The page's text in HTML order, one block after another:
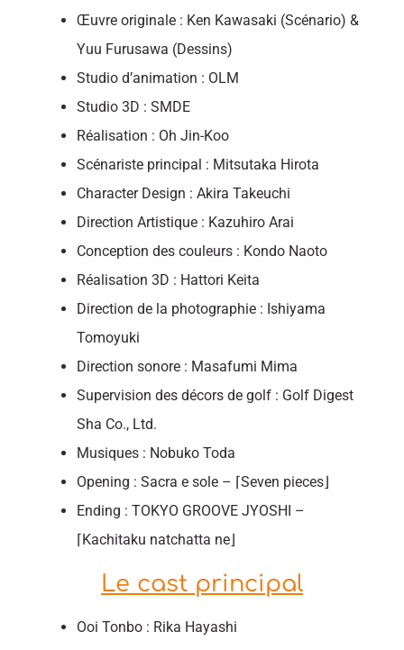
Œuvre originale : Ken Kawasaki (Scénario) &
Yuu Furusawa (Dessins)
Studio d’animation : OLM
Studio 3D : SMDE
Réalisation : Oh Jin-Koo
Scénariste principal : Mitsutaka Hirota
Character Design : Akira Takeuchi
Direction Artistique : Kazuhiro Arai
Conception des couleurs : Kondo Naoto
Réalisation 3D : Hattori Keita
Direction de la photographie : Ishiyama
Tomoyuki
Direction sonore : Masafumi Mima
Supervision des décors de golf : Golf Digest
Sha Co., Ltd.
Musiques : Nobuko Toda
Opening : Sacra e sole – ⌈Seven pieces⌋
Ending : TOKYO GROOVE JYOSHI –
⌈Kachitaku natchatta ne⌋
Le cast principal
Ooi Tonbo : Rika Hayashi